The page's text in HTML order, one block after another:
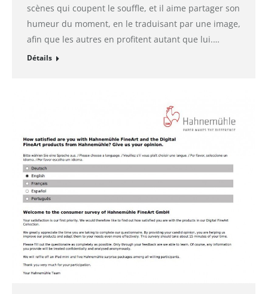
scènes qui coupent le souffle, et il aime partager son
humeur du moment, en le traduisant par une image,
afin que les autres en profitent autant que lui.…
Détails